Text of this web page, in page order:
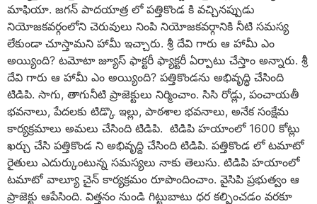
మాఫియా. జగన్ పాదయాత్ర లో పత్తికొండ కి వచ్చినప్పుడు
నియోజకవర్గంలోని చెరువులు నింపి నియోజకవర్గానికి నీటి సమస్య
లేకుండా చూస్తామని హామీ ఇచ్చారు. శ్రీ దేవి గారు ఆ హామీ ఎం
అయ్యింది? టమోటా జ్యూస్ ఫాక్టరీ ఫ్యాక్టరీ ఏర్పాటు చేస్తాం అన్నారు. శ్రీ
దేవి గారు ఆ హామీ ఎం అయ్యింది? పత్తికొండను అభివృద్ధి చేసింది
టిడిపి. సాగు, తాగునీటి ప్రాజెక్టులు నిర్మించాం. సిసి రోడ్లు, పంచాయతీ
భవనాలు, పేదలకు టిడ్కొ ఇల్లు, పాఠశాల భవనాలు, అనేక సంక్షేమ
కార్యక్రమాలు అమలు చేసింది టిడిపి. టిడిపి హయాంలో 1600 కోట్లు
ఖర్చు చేసి పత్తికొండ ని అభివృద్ది చేసింది టిడిపి. పత్తికొండ లో టమాటో
రైతులు ఎదుర్కుంటున్న సమస్యలు నాకు తెలుసు. టిడిపి హయాంలో
టమాటో వాల్యూ చైన్ కార్యక్రమం రూపొందించాం. వైసిపి ప్రభుత్వం ఆ
ప్రాజెక్టు ఆపేసింది. విత్తనం నుండి గిట్టుబాటు ధర కల్పించడం వరకూ